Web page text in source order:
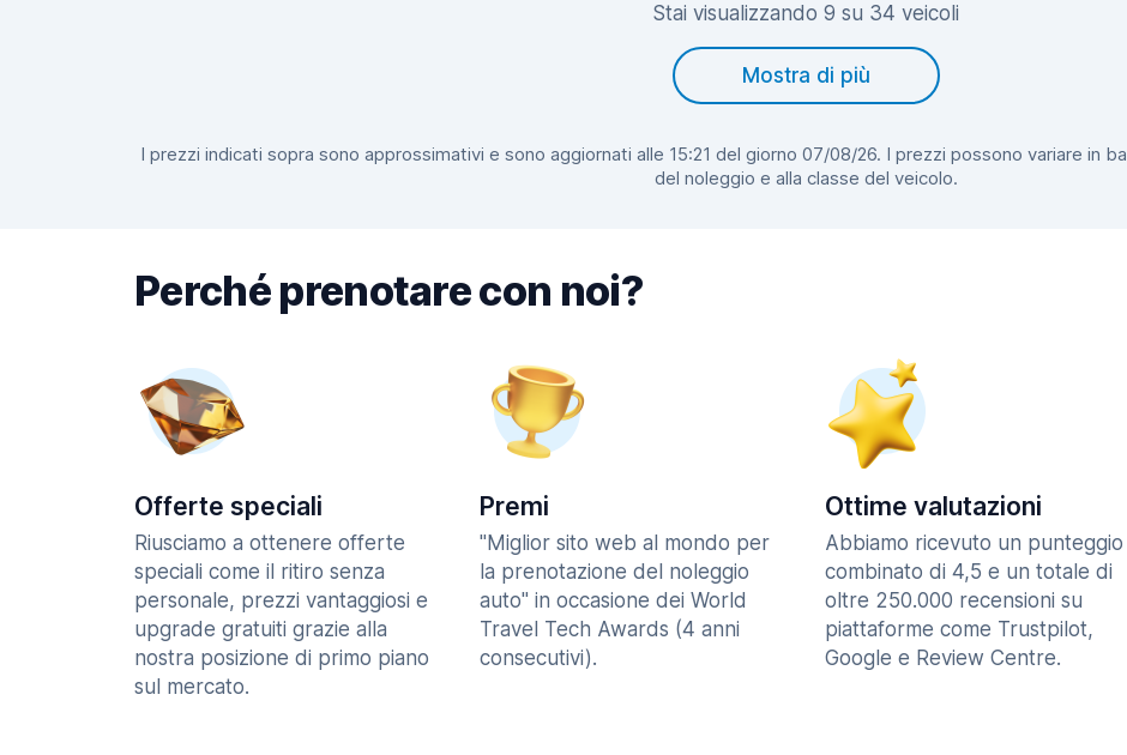
Stai visualizzando 9 su 34 veicoli
Mostra di più
I prezzi indicati sopra sono approssimativi e sono aggiornati alle 15:21 del giorno 07/08/26. I prezzi possono variare in
del noleggio e alla classe del veicolo.
Perché prenotare con noi?
Offerte speciali
Riusciamo a ottenere offerte
speciali come il ritiro senza
personale, prezzi vantaggiosi e
upgrade gratuiti grazie alla
nostra posizione di primo piano
sul mercato.
Premi
"Miglior sito web al mondo per
la prenotazione del noleggio
auto" in occasione dei World
Travel Tech Awards (4 anni
consecutivi).
Ottime valutazioni
Abbiamo ricevuto un punteggio
combinato di 4,5 e un totale di
oltre 250.000 recensioni su
piattaforme come Trustpilot,
Google e Review Centre.